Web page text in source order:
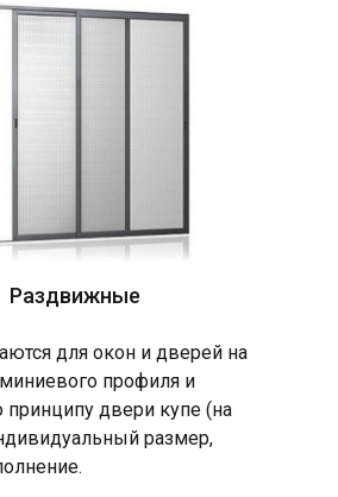
Раздвижные
для окон и дверей на
профиля и
принципу двери купе (на
размер,